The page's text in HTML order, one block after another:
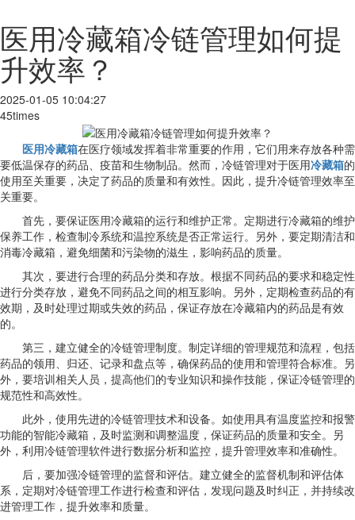
医用冷藏箱冷链管理如何提
升效率？
2025-01-05 10:04:27
45times
医用冷藏箱在医疗领域发挥着非常重要的作用，它们用来存放各种需
要低温保存的药品、疫苗和生物制品。然而，冷链管理对于医用冷藏箱的
使用至关重要，决定了药品的质量和有效性。因此，提升冷链管理效率至
关重要。
首先，要保证医用冷藏箱的运行和维护正常。定期进行冷藏箱的维护
保养工作，检查制冷系统和温控系统是否正常运行。另外，要定期清洁和
消毒冷藏箱，避免细菌和污染物的滋生，影响药品的质量。
其次，要进行合理的药品分类和存放。根据不同药品的要求和稳定性
进行分类存放，避免不同药品之间的相互影响。另外，定期检查药品的有
效期，及时处理过期或失效的药品，保证存放在冷藏箱内的药品是有效
的。
第三，建立健全的冷链管理制度。制定详细的管理规范和流程，包括
药品的领用、归还、记录和盘点等，确保药品的使用和管理符合标准。另
外，要培训相关人员，提高他们的专业知识和操作技能，保证冷链管理的
规范性和高效性。
此外，使用先进的冷链管理技术和设备。如使用具有温度监控和报警
功能的智能冷藏箱，及时监测和调整温度，保证药品的质量和安全。另
外，利用冷链管理软件进行数据分析和监控，提升管理效率和准确性。
后，要加强冷链管理的监督和评估。建立健全的监督机制和评估体
系，定期对冷链管理工作进行检查和评估，发现问题及时纠正，并持续改
进管理工作，提升效率和质量。